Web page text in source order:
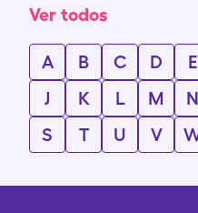
Ver todos
A B C D E
J
K L M N
S
T U V